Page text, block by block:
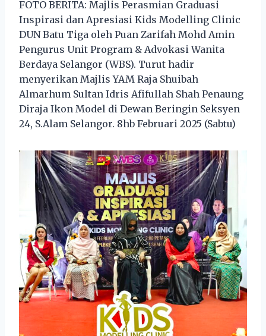
FOTO BERITA: Majlis Perasmian Graduasi
Inspirasi dan Apresiasi Kids Modelling Clinic
DUN Batu Tiga oleh Puan Zarifah Mohd Amin
Pengurus Unit Program & Advokasi Wanita
Berdaya Selangor (WBS). Turut hadir
menyerikan Majlis YAM Raja Shuibah
Almarhum Sultan Idris Afifullah Shah Penaung
Diraja Ikon Model di Dewan Beringin Seksyen
24, S.Alam Selangor. 8hb Februari 2025 (Sabtu)